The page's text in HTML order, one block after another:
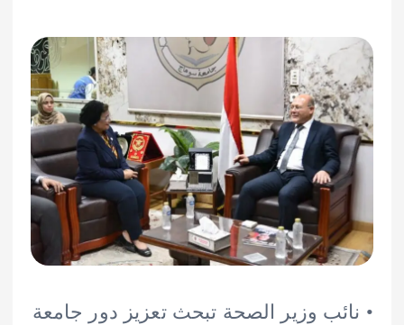
وزير الصحة تبحث تعزيز دور جامعة